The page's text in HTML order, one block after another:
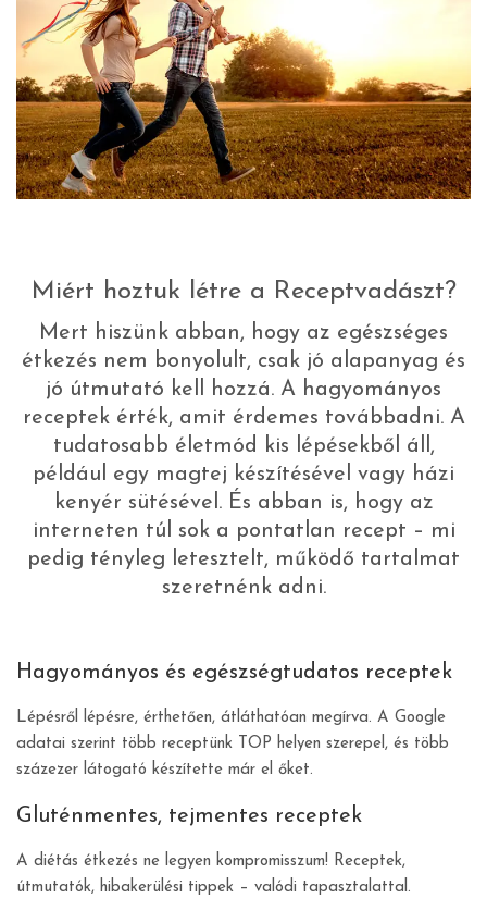
Miért hoztuk létre a Receptvadászt?
Mert hiszünk abban, hogy az egészséges
étkezés nem bonyolult, csak jó alapanyag és
jó útmutató kell hozzá. A hagyományos
receptek érték, amit érdemes továbbadni. A
tudatosabb életmód kis lépésekből áll,
például egy magtej készítésével vagy házi
kenyér sütésével. És abban is, hogy az
interneten túl sok a pontatlan recept – mi
pedig tényleg letesztelt, működő tartalmat
szeretnénk adni.
Hagyományos és egészségtudatos receptek
Lépésről lépésre, érthetően, átláthatóan megírva. A Google
adatai szerint több receptünk TOP helyen szerepel, és több
százezer látogató készítette már el őket.
Gluténmentes, tejmentes receptek
A diétás étkezés ne legyen kompromisszum! Receptek,
útmutatók, hibakerülési tippek – valódi tapasztalattal.